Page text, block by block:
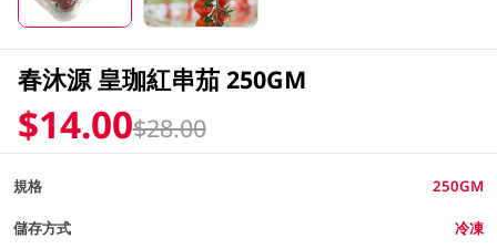
春沐源 皇珈紅串茄 250GM
$14.00$28.00
規格 250GM
儲存方式 冷凍